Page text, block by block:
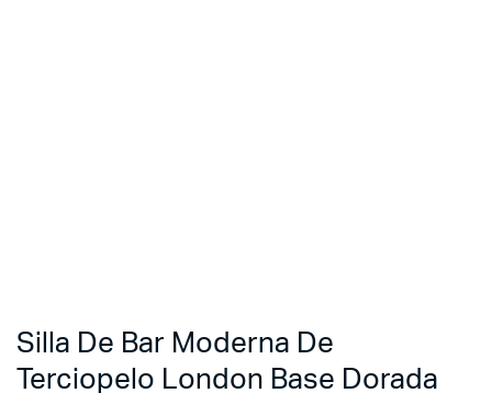
Silla De Bar Moderna De
Terciopelo London Base Dorada